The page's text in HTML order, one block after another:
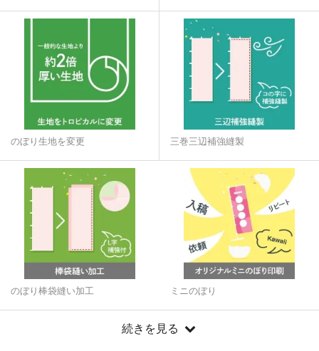
のぼり生地を変更 三巻三辺補強縫製
のぼり棒袋縫い加工 ミニのぼり
続きを見る